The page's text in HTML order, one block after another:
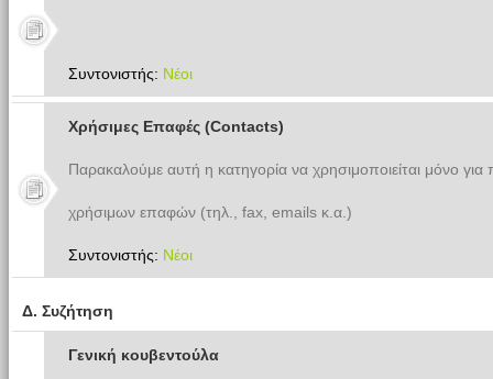
Συντονιστής: Νέοι
Χρήσιμες Επαφές (Contacts)
Παρακαλούμε αυτή η κατηγορία να χρησιμοποιείται μόνο
χρήσιμων επαφών (τηλ., fax, emails κ.α.)
Συντονιστής: Νέοι
Δ. Συζήτηση
Γενική κουβεντούλα